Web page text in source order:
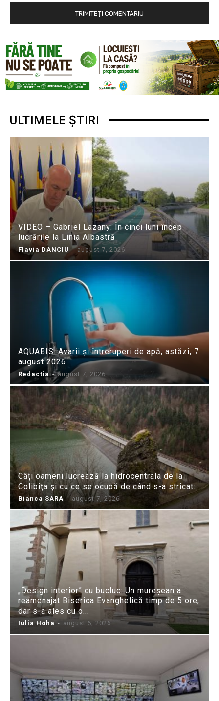
ULTIMELE ȘTIRI
VIDEO – Gabriel Lazany: În cinci luni încep
lucrările la Linia Albastră
Flavia DANCIU - august 7, 2026
AQUABIS: Avarii și întreruperi de apă, astăzi, 7
august 2026
Redactia - august 7, 2026
Câți oameni lucrează la hidrocentrala de la
Colibița și cu ce se ocupă de când s-a stricat:
Bianca SARA - august 7, 2026
„Design interior” cu bucluc: Un mureșean a
reamenajat Biserica Evanghelică timp de 5 ore,
dar s-a ales cu o...
Iulia Hoha - august 6, 2026